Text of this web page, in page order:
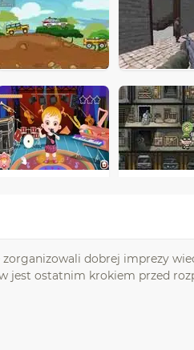
dobrej imprezy
jest ostatnim krokiem przed